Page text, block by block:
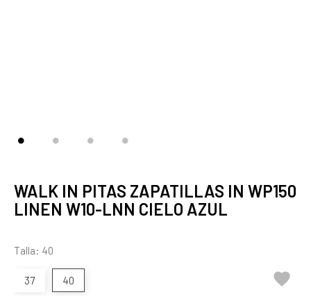
WALK IN PITAS ZAPATILLAS IN WP150
LINEN W10-LNN CIELO AZUL
Talla: 40
37 40 